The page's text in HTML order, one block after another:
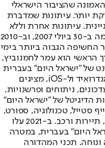
שהציבור הישראלי
יותר. עיתונות שמדברת
עיתונות אחרת וללא
תשלום. המהדורה המודפסת הראשונה פורסמה ב-30 ביולי 2007, וב-2010
החשיפה הגבוה ביותר בימי
הראשי הוא עמר לחמנוביץ,
של "ישראל היום" בעברית
ובאנגלית, כמו כן היישומונים (אפליקציות) לאנדרואיד ול-iOS, מציגים
ניתוחים ופרשנויות,
הדיגיטל של "ישראל היום"
סטייל, טכנולוגיה, ספורט,
כלכלה וצרכנות, בריאות, חיילים, אוכל, יהדות, תיירות ורכב. ב-2021 עלו
היום" בעברית, במטרה
תכני המהדורה